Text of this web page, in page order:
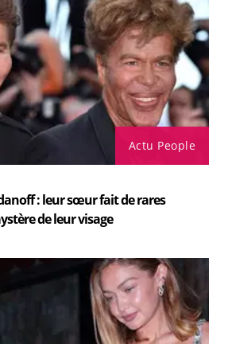
Actu People
: leur sœur fait de rares
de leur visage